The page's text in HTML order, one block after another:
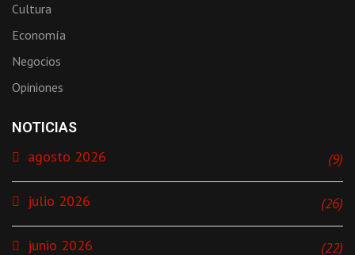
Cultura
Economía
Negocios
Opiniones
NOTICIAS
agosto 2026 (9)
julio 2026 (26)
junio 2026 (22)